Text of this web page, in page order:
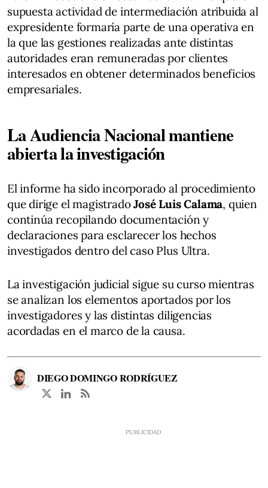
supuesta actividad de intermediación atribuida al
expresidente formaría parte de una operativa en
la que las gestiones realizadas ante distintas
autoridades eran remuneradas por clientes
interesados en obtener determinados beneficios
empresariales.
La Audiencia Nacional mantiene
abierta la investigación
El informe ha sido incorporado al procedimiento
que dirige el magistradoJosé Luis Calama, quien
continúa recopilando documentación y
declaraciones para esclarecer los hechos
investigados dentro del caso Plus Ultra.
La investigación judicial sigue su curso mientras
se analizan los elementos aportados por los
investigadores y las distintas diligencias
acordadas en el marco de la causa.
DIEGO DOMINGO RODRÍGUEZ